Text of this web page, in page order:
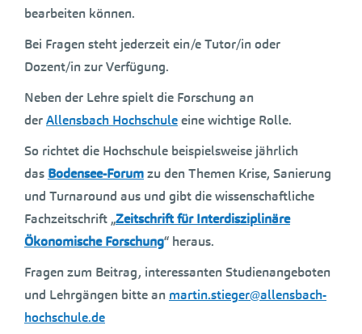
bearbeiten können.
Bei Fragen steht jederzeit ein/e Tutor/in oder
Dozent/in zur Verfügung.
Neben der Lehre spielt die Forschung an
derAllensbach Hochschuleeine wichtige Rolle.
So richtet die Hochschule beispielsweise jährlich
das Bodensee-Forumzu den Themen Krise, Sanierung
und Turnaround aus und gibt die wissenschaftliche
Fachzeitschrift „Zeitschrift für Interdisziplinäre
Ökonomische Forschung“ heraus.
Fragen zum Beitrag, interessanten Studienangeboten
und Lehrgängen bitte an martin.stieger@allensbach-
hochschule.de